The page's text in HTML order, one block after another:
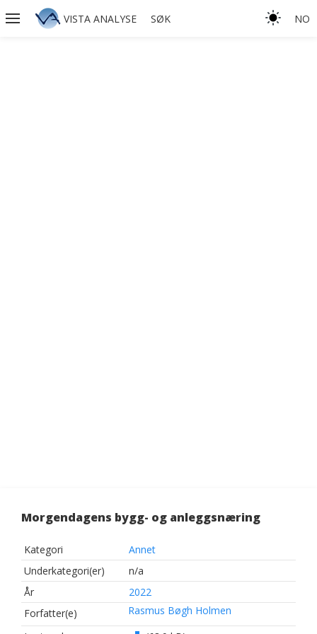
VISTA ANALYSE SØK NO
Morgendagens bygg- og anleggsnæring
Kategori
Annet
Underkategori(er)
n/a
År
2022
Forfatter(e)
Rasmus Bøgh Holmen